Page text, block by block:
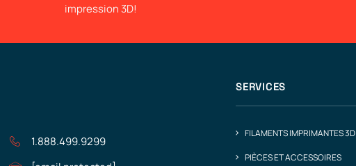
impression 3D!
1.888.499.9299
SERVICES
FILAMENTS IMPRIMANTES 3D
PIÈCES ET ACCESSOIRES